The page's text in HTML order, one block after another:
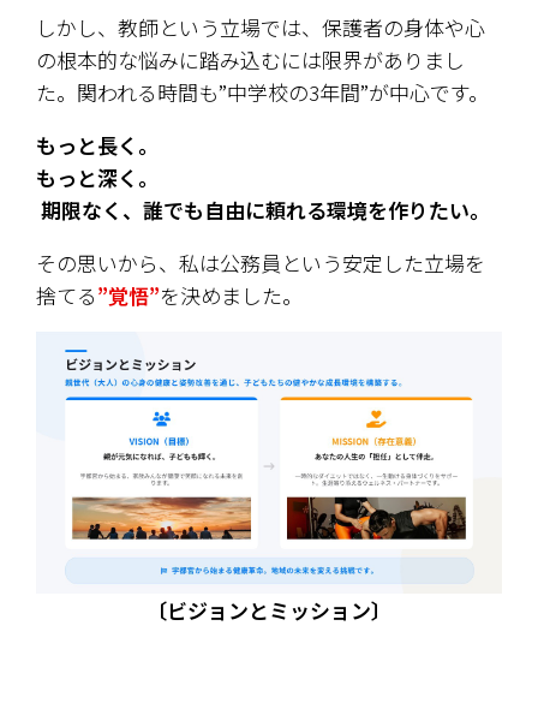
しかし、教師という立場では、保護者の身体や心
の根本的な悩みに踏み込むには限界がありまし
た。関われる時間も”中学校の3年間”が中心です。
もっと長く。
もっと深く。
期限なく、誰でも自由に頼れる環境を作りたい。
その思いから、私は公務員という安定した立場を
捨てる”覚悟”を決めました。
〔ビジョンとミッション〕